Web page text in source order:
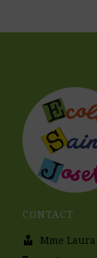
CONTACT
Mme Laura